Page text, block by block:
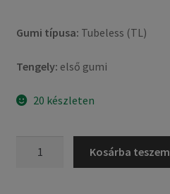
Gumi típusa: Tubeless (TL)
Tengely: első gumi
20 készleten
Kosárba teszem